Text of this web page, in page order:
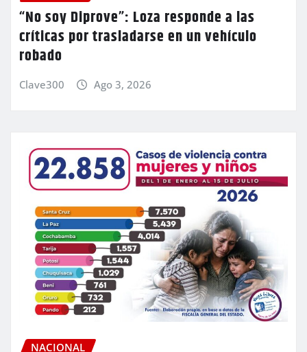
“No soy Diprove”: Loza responde a las
críticas por trasladarse en un vehículo
robado
Clave300 Ago 3, 2026
NACIONAL